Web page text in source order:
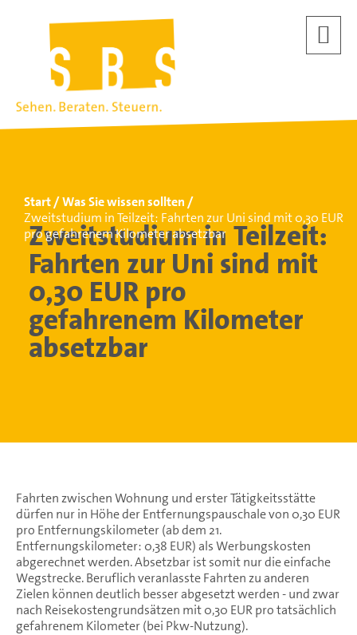
Start
Was Sie wissen sollten
Zweitstudium in Teilzeit: Fahrten zur Uni sind mit 0,30 EUR
pro gefahrenem Kilometer absetzbar
Zweitstudium in Teilzeit:
Fahrten zur Uni sind mit
0,30 EUR pro
gefahrenem Kilometer
absetzbar
Fahrten zwischen Wohnung und erster Tätigkeitsstätte
dürfen nur in Höhe der Entfernungspauschale von 0,30 EUR
pro Entfernungskilometer (ab dem 21.
Entfernungskilometer: 0,38 EUR) als Werbungskosten
abgerechnet werden. Absetzbar ist somit nur die einfache
Wegstrecke. Beruflich veranlasste Fahrten zu anderen
Zielen können deutlich besser abgesetzt werden - und zwar
nach Reisekostengrundsätzen mit 0,30 EUR pro tatsächlich
gefahrenem Kilometer (bei Pkw-Nutzung).